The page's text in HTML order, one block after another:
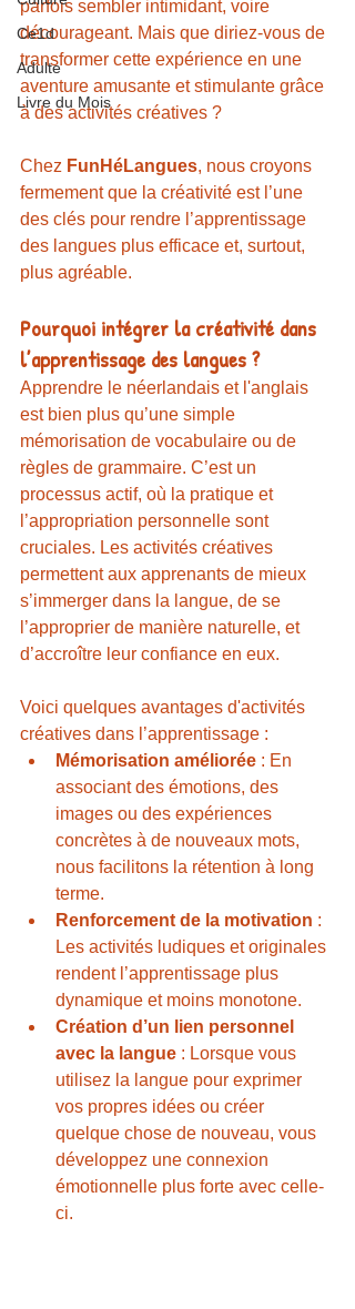
Ce1d
Adulte
Livre du Mois
parfois sembler intimidant, voire
décourageant. Mais que diriez-vous de
transformer cette expérience en une
aventure amusante et stimulante grâce
à des activités créatives ?
Chez FunHéLangues, nous croyons
fermement que la créativité est l’une
des clés pour rendre l’apprentissage
des langues plus efficace et, surtout,
plus agréable.
Pourquoi intégrer la créativité dans
l’apprentissage des langues ?
Apprendre le néerlandais et l'anglais
est bien plus qu’une simple
mémorisation de vocabulaire ou de
règles de grammaire. C’est un
processus actif, où la pratique et
l’appropriation personnelle sont
cruciales. Les activités créatives
permettent aux apprenants de mieux
s’immerger dans la langue, de se
l’approprier de manière naturelle, et
d’accroître leur confiance en eux.
Voici quelques avantages d'activités
créatives dans l’apprentissage :
Mémorisation améliorée : En
associant des émotions, des
images ou des expériences
concrètes à de nouveaux mots,
nous facilitons la rétention à long
terme.
Renforcement de la motivation :
Les activités ludiques et originales
rendent l’apprentissage plus
dynamique et moins monotone.
Création d’un lien personnel
avec la langue : Lorsque vous
utilisez la langue pour exprimer
vos propres idées ou créer
quelque chose de nouveau, vous
développez une connexion
émotionnelle plus forte avec celle-
ci.